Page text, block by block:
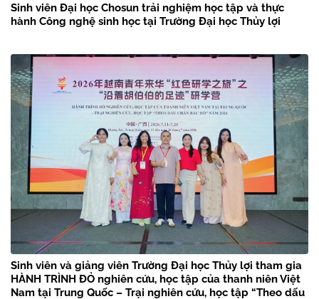
Sinh viên Đại học Chosun trải nghiệm học tập và thực
hành Công nghệ sinh học tại Trường Đại học Thủy lợi
Sinh viên và giảng viên Trường Đại học Thủy lợi tham gia
HÀNH TRÌNH ĐỎ nghiên cứu, học tập của thanh niên Việt
Nam tại Trung Quốc – Trại nghiên cứu, học tập “Theo dấu